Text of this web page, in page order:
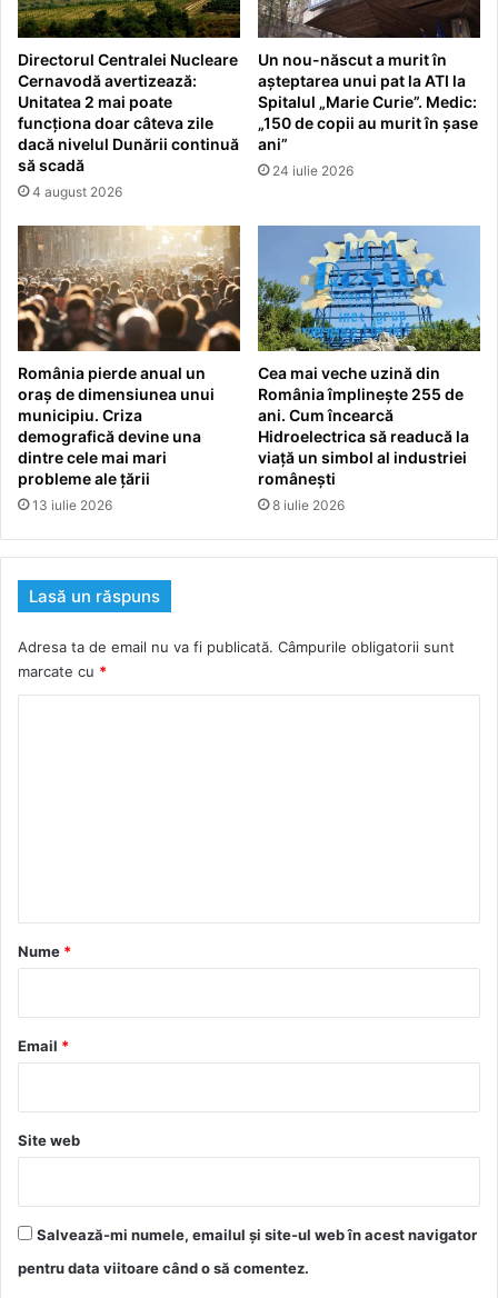
Directorul Centralei Nucleare
Cernavodă avertizează:
Unitatea 2 mai poate
funcționa doar câteva zile
dacă nivelul Dunării continuă
să scadă
4 august 2026
Un nou-născut a murit în
așteptarea unui pat la ATI la
Spitalul „Marie Curie”. Medic:
„150 de copii au murit în șase
ani”
24 iulie 2026
România pierde anual un
oraș de dimensiunea unui
municipiu. Criza
demografică devine una
dintre cele mai mari
probleme ale țării
13 iulie 2026
Cea mai veche uzină din
România împlinește 255 de
ani. Cum încearcă
Hidroelectrica să readucă la
viață un simbol al industriei
românești
8 iulie 2026
Lasă un răspuns
Adresa ta de email nu va fi publicată. Câmpurile obligatorii sunt
marcate cu *
r
*
Nume *
Email *
Site web
Salvează-mi numele, emailul și site-ul web în acest navigator
pentru data viitoare când o să comentez.